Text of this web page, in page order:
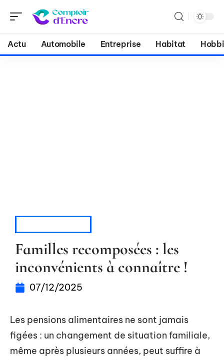
Actu Automobile Entreprise Habitat
Familles recomposées : les
inconvénients à connaître !
07/12/2025
Les pensions alimentaires ne sont jamais
figées : un changement de situation familiale,
même après plusieurs années, peut suffire à